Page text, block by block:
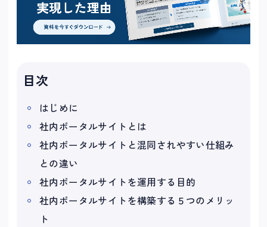
目次
はじめに
社内ポータルサイトとは
社内ポータルサイトと混同されやすい仕組み
との違い
社内ポータルサイトを運用する目的
社内ポータルサイトを構築する５つのメリッ
ト